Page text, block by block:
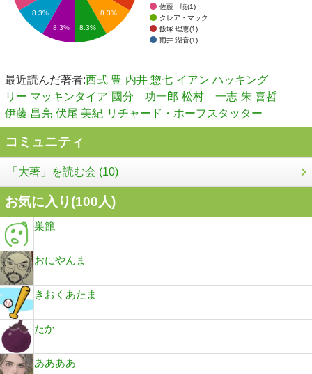
佐藤 暁(1)
クレア・マック…
飯塚 理恵(1)
雨井 湖音(1)
8.3%
8.3%
8.3%
8.3%
最近読んだ著者:西式 豊 内井 惣七 イアン ハッキング
リー マッキンタイア 國分 功一郎 松村 一志 朱 喜哲
伊藤 昌亮 伏尾 美紀 リチャード・ホーフスタッター
コミュニティ
「大著」を読む会 (10)
お気に入り(100人)
巣籠
おにやんま
きおくあたま
たか
ああああ